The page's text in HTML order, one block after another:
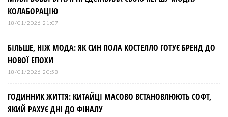
КОЛАБОРАЦІЮ
18/01/2026 21:07
БІЛЬШЕ, НІЖ МОДА: ЯК СИН ПОЛА КОСТЕЛЛО ГОТУЄ БРЕНД ДО
НОВОЇ ЕПОХИ
18/01/2026 20:58
ГОДИННИК ЖИТТЯ: КИТАЙЦІ МАСОВО ВСТАНОВЛЮЮТЬ СОФТ,
ЯКИЙ РАХУЄ ДНІ ДО ФІНАЛУ